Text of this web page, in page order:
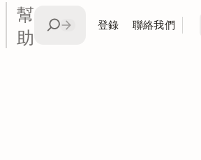
幫
助
登錄 聯絡我們